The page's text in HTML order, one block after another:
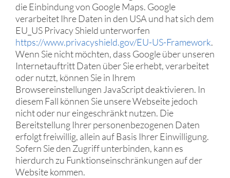
die Einbindung von Google Maps. Google
verarbeitet Ihre Daten in den USA und hat sich dem
EU_US Privacy Shield unterworfen
https://www.privacyshield.gov/EU-US-Framework.
Wenn Sie nicht möchten, dass Google über unseren
Internetauftritt Daten über Sie erhebt, verarbeitet
oder nutzt, können Sie in Ihrem
Browsereinstellungen JavaScript deaktivieren. In
diesem Fall können Sie unsere Webseite jedoch
nicht oder nur eingeschränkt nutzen. Die
Bereitstellung Ihrer personenbezogenen Daten
erfolgt freiwillig, allein auf Basis Ihrer Einwilligung.
Sofern Sie den Zugriff unterbinden, kann es
hierdurch zu Funktionseinschränkungen auf der
Website kommen.